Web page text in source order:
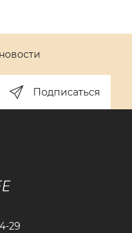
Подписаться
29